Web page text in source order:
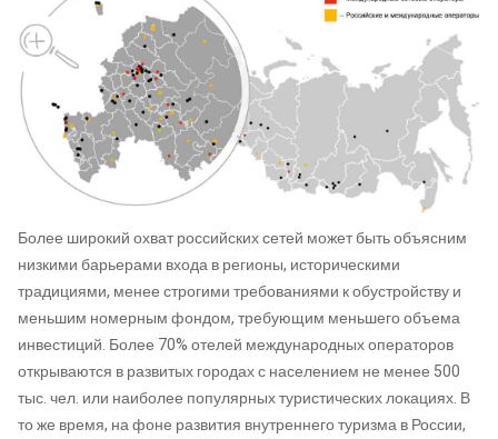
Более широкий охват российских сетей может быть объясним
низкими барьерами входа в регионы, историческими
традициями, менее строгими требованиями к обустройству и
меньшим номерным фондом, требующим меньшего объема
инвестиций. Более 70% отелей международных операторов
открываются в развитых городах с населением не менее 500
тыс. чел. или наиболее популярных туристических локациях. В
то же время, на фоне развития внутреннего туризма в России,